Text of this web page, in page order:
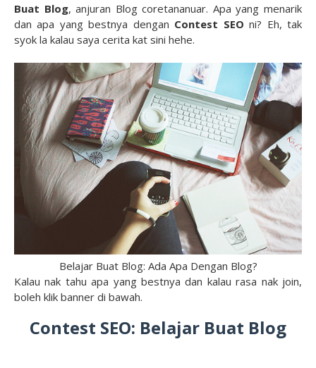
Buat Blog, anjuran Blog coretananuar. Apa yang menarik
dan apa yang bestnya dengan Contest SEOni? Eh, tak
syok la kalau saya cerita kat sini hehe.
Belajar Buat Blog: Ada Apa Dengan Blog?
Kalau nak tahu apa yang bestnya dan kalau rasa nak join,
boleh klik banner di bawah.
Contest SEO: Belajar Buat Blog